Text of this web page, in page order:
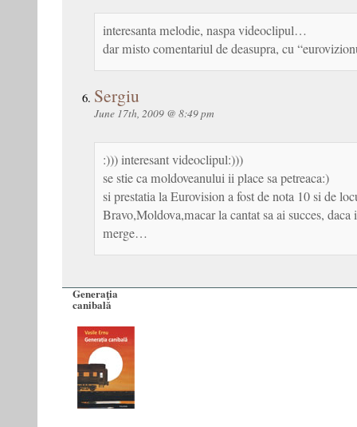
interesanta melodie, naspa videoclipul…
dar misto comentariul de deasupra, cu
Sergiu
June 17th, 2009 @ 8:49 pm
:))) interesant videoclipul:)))
se stie ca moldoveanului ii place sa petreaca:)
si prestatia la Eurovision a fost de nota 10 si de
Bravo,Moldova,macar la cantat sa ai succes,
merge…
Generaţia
canibală